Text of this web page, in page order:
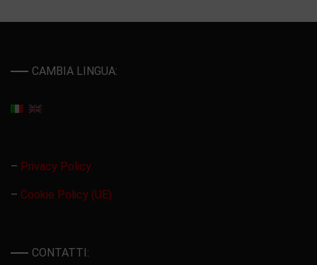
CAMBIA LINGUA:
– Privacy Policy
– Cookie Policy (UE)
CONTATTI: